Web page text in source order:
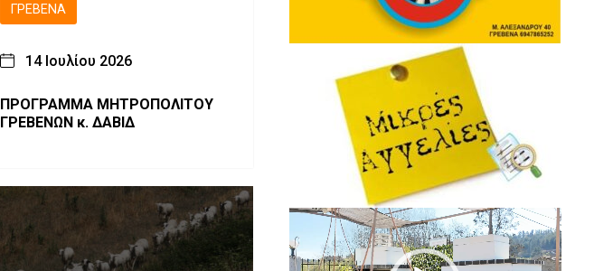
ΓΡΕΒΕΝΆ
14 Ιουλίου 2026
ΠΡΟΓΡΑΜΜΑ ΜΗΤΡΟΠΟΛΙΤΟΥ
ΓΡΕΒΕΝΩΝ κ. ΔΑΒΙΔ
Πρόγραμμα
Αναπαραγωγής
Βίντεο